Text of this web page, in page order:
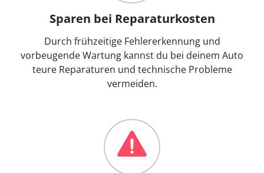
Sparen bei Reparaturkosten
Durch frühzeitige Fehlererkennung und
vorbeugende Wartung kannst du bei deinem Auto
teure Reparaturen und technische Probleme
vermeiden.